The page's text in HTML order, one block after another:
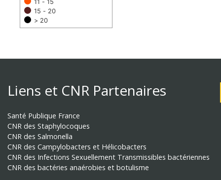
11 - 15
15 - 20
> 20
Liens et CNR Partenaires
Santé Publique France
CNR des Staphylocoques
CNR des Salmonella
CNR des Campylobacters et Hélicobacters
CNR des Infections Sexuellement Transmissibles bactériennes
CNR des bactéries anaérobies et botulisme